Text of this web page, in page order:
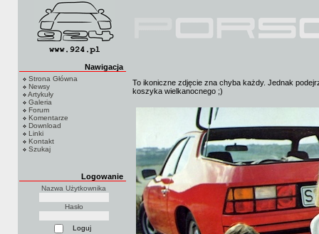
Nawigacja
Strona Główna
Newsy
Artykuły
Galeria
Forum
Komentarze
Download
Linki
Kontakt
Szukaj
Logowanie
Nazwa Użytkownika
Hasło
To ikoniczne zdjęcie zna chyba każdy. Jednak
koszyka wielkanocnego ;)